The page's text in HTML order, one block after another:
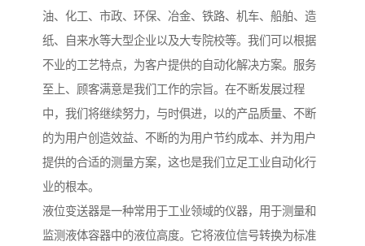
油、化工、市政、环保、冶金、铁路、机车、船舶、造
纸、自来水等大型企业以及大专院校等。我们可以根据
不业的工艺特点，为客户提供的自动化解决方案。服务
至上、顾客满意是我们工作的宗旨。在不断发展过程
中，我们将继续努力，与时俱进，以的产品质量、不断
的为用户创造效益、不断的为用户节约成本、并为用户
提供的合适的测量方案，这也是我们立足工业自动化行
业的根本。
液位变送器是一种常用于工业领域的仪器，用于测量和
监测液体容器中的液位高度。它将液位信号转换为标准